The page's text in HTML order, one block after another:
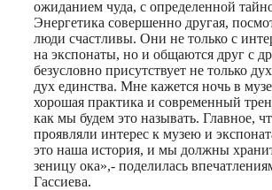
ожиданием чуда, с определенной
Энергетика совершенно другая,
люди счастливы. Они не только с
на экспонаты, но и общаются друг с
безусловно присутствует не только
дух единства. Мне кажется ночь в
хорошая практика и современный
как мы будем это называть. Главное,
проявляли интерес к музею и
это наша история, и мы должны
зеницу ока»,- поделилась
Гассиева.